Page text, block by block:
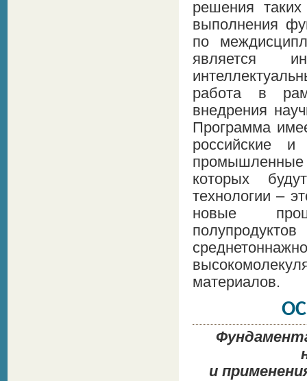
решения
выполнения
по
является
работа в
внедрения
Программа
российские
которых
технологии –
новые
материалов.
и